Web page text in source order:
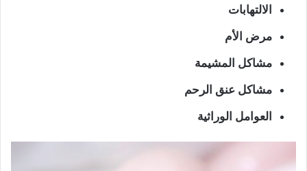
الالتهابات
مرض الأم
مشاكل المشيمة
مشاكل عنق الرحم
العوامل الوراثية